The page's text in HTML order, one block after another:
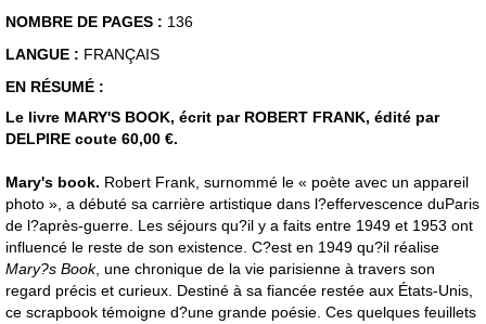
NOMBRE DE PAGES : 136
LANGUE : FRANÇAIS
EN RÉSUMÉ :
Le livre MARY'S BOOK, écrit par ROBERT FRANK, édité par
DELPIRE coute 60,00 €.
Mary's book. Robert Frank, surnommé le « poète avec un appareil
photo », a débuté sa carrière artistique dans l?effervescence duParis
de l?après-guerre. Les séjours qu?il y a faits entre 1949 et 1953 ont
influencé le reste de son existence. C?est en 1949 qu?il réalise
Mary?s Book, une chronique de la vie parisienne à travers son
regard précis et curieux. Destiné à sa fiancée restée aux États-Unis,
ce scrapbook témoigne d?une grande poésie. Ces quelques feuillets